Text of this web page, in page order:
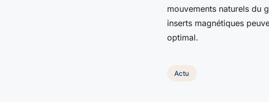
mouvements naturels du
inserts magnétiques
optimal.
Actu